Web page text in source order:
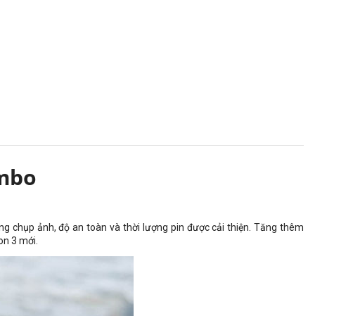
chụp ảnh, độ an toàn và thời lượng pin được cải thiện. Tăng thêm
3 mới.